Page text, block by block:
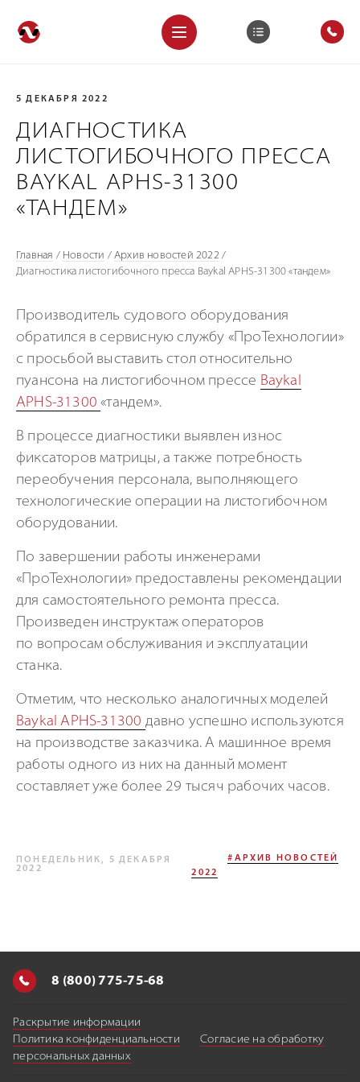
5 ДЕКАБРЯ 2022
ДИАГНОСТИКА
ЛИСТОГИБОЧНОГО ПРЕССА
BAYKAL APHS-31300
«ТАНДЕМ»
Главная / Новости /Архив новостей 2022 /
Диагностика листогибочного пресса Baykal APHS-31300 «тандем»
Производитель судового оборудования
обратился в сервисную службу «ПроТехнологии»
с просьбой выставить стол относительно
пуансона на листогибочном прессе Baykal
APHS-31300 «тандем».
В процессе диагностики выявлен износ
фиксаторов матрицы, а также потребность
переобучения персонала, выполняющего
технологические операции на листогибочном
оборудовании.
По завершении работы инженерами
«ПроТехнологии» предоставлены рекомендации
для самостоятельного ремонта пресса.
Произведен инструктаж операторов
по вопросам обслуживания и эксплуатации
станка.
Отметим, что несколько аналогичных моделей
BaykalAPHS-31300 давно успешно используются
на производстве заказчика. А машинное время
работы одного из них на данный момент
составляет уже более 29 тысяч рабочих часов.
ПОНЕДЕЛЬНИК, 5 ДЕКАБРЯ
2022
#АРХИВ НОВОСТЕЙ
2022
8 (800) 775-75-68
Раскрытие информации
Политика конфиденциальности
Согласие на обработку
персональных данных